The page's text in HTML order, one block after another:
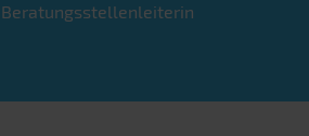
Beratungsstellenleiterin